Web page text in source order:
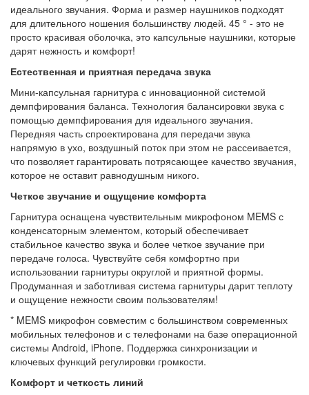
идеального звучания. Форма и размер наушников подходят
для длительного ношения большинству людей. 45 ° - это не
просто красивая оболочка, это капсульные наушники, которые
дарят нежность и комфорт!
Естественная и приятная передача звука
Мини-капсульная гарнитура с инновационной системой
демпфирования баланса. Технология балансировки звука с
помощью демпфирования для идеального звучания.
Передняя часть спроектирована для передачи звука
напрямую в ухо, воздушный поток при этом не рассеивается,
что позволяет гарантировать потрясающее качество звучания,
которое не оставит равнодушным никого.
Четкое звучание и ощущение комфорта
Гарнитура оснащена чувствительным микрофоном MEMS с
конденсаторным элементом, который обеспечивает
стабильное качество звука и более четкое звучание при
передаче голоса. Чувствуйте себя комфортно при
использовании гарнитуры округлой и приятной формы.
Продуманная и заботливая система гарнитуры дарит теплоту
и ощущение нежности своим пользователям!
* MEMS микрофон совместим с большинством современных
мобильных телефонов и с телефонами на базе операционной
системы Android, iPhone. Поддержка синхронизации и
ключевых функций регулировки громкости.
Комфорт и четкость линий